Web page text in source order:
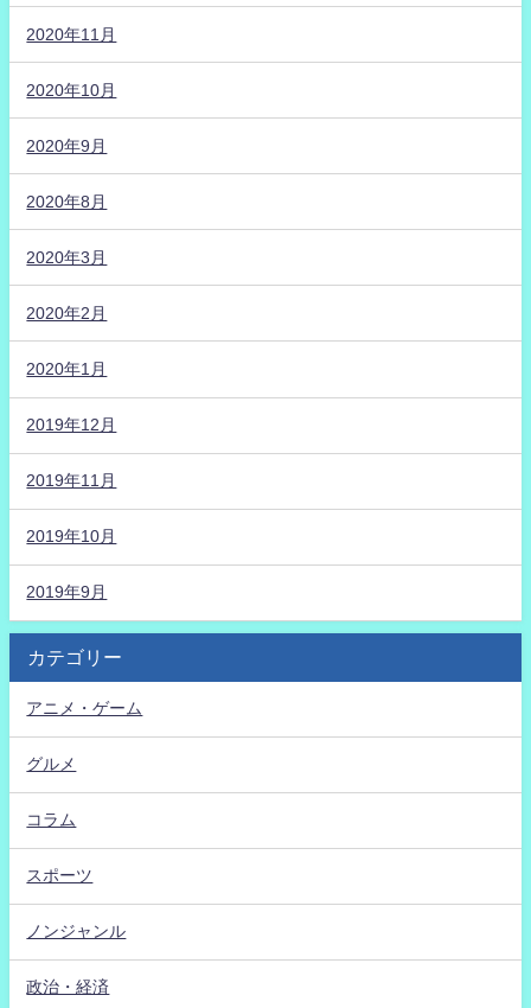
2020年11月
2020年10月
2020年9月
2020年8月
2020年3月
2020年2月
2020年1月
2019年12月
2019年11月
2019年10月
2019年9月
カテゴリー
アニメ・ゲーム
グルメ
コラム
スポーツ
ノンジャンル
政治・経済